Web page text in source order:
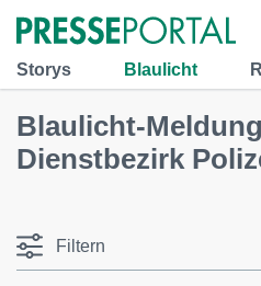
Storys Blaulicht
Blaulicht-
Dienstbezirk
Filtern